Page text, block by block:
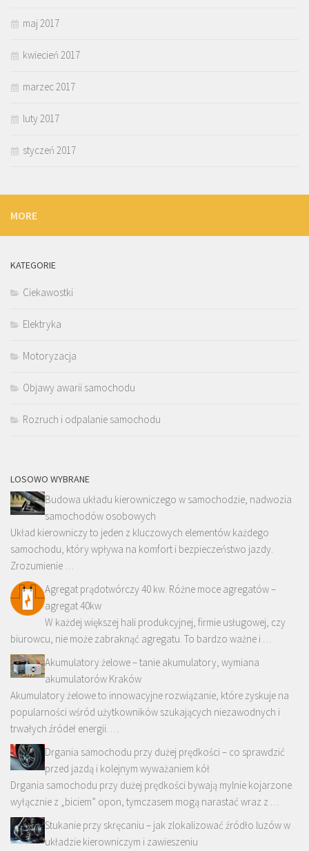
maj 2017
kwiecień 2017
marzec 2017
luty 2017
styczeń 2017
MORE
KATEGORIE
Ciekawostki
Elektryka
Motoryzacja
Objawy awarii samochodu
Rozruch i odpalanie samochodu
LOSOWO WYBRANE
Budowa układu kierowniczego w samochodzie, nadwozia
samochodów osobowych
Układ kierowniczy to jeden z kluczowych elementów każdego
samochodu, który wpływa na komfort i bezpieczeństwo jazdy.
Zrozumienie …
Agregat prądotwórczy 40 kw. Różne moce agregatów –
agregat 40kw
W każdej większej hali produkcyjnej, firmie usługowej, czy
biurowcu, nie może zabraknąć agregatu. To bardzo ważne i …
Akumulatory żelowe – tanie akumulatory, wymiana
akumulatorów Kraków
Akumulatory żelowe to innowacyjne rozwiązanie, które zyskuje na
popularności wśród użytkowników szukających niezawodnych i
trwałych źródeł energii. …
Drgania samochodu przy dużej prędkości – co sprawdzić
przed jazdą i kolejnym wyważaniem kół
Drgania samochodu przy dużej prędkości bywają mylnie kojarzone
wyłącznie z „biciem” opon, tymczasem mogą narastać wraz z …
Stukanie przy skręcaniu – jak zlokalizować źródło luzów w
układzie kierowniczym i zawieszeniu